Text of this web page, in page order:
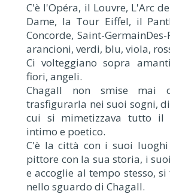
C'è l'Opéra, il Louvre, L'Arc
Dame, la Tour Eiffel, il
Concorde, Saint-
arancioni, verdi, blu, viola,
Ci volteggiano sopra
fiori, angeli.
Chagall non smise mai
trasfigurarla nei suoi sogni,
cui si mimetizzava tutto il
intimo e poetico.
C'è la città con i suoi
pittore con la sua storia, i
e accoglie al tempo stesso,
nello sguardo di Chagall.